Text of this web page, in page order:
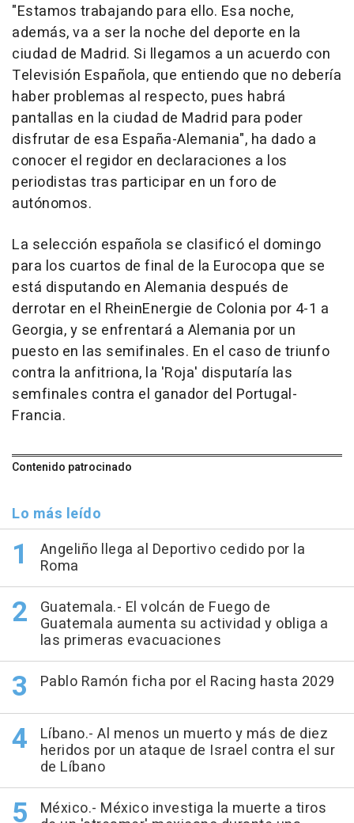
"Estamos trabajando para ello. Esa noche,
además, va a ser la noche del deporte en la
ciudad de Madrid. Si llegamos a un acuerdo con
Televisión Española, que entiendo que no debería
haber problemas al respecto, pues habrá
pantallas en la ciudad de Madrid para poder
disfrutar de esa España-Alemania", ha dado a
conocer el regidor en declaraciones a los
periodistas tras participar en un foro de
autónomos.
La selección española se clasificó el domingo
para los cuartos de final de la Eurocopa que se
está disputando en Alemania después de
derrotar en el RheinEnergie de Colonia por 4-1 a
Georgia, y se enfrentará a Alemania por un
puesto en las semifinales. En el caso de triunfo
contra la anfitriona, la 'Roja' disputaría las
semfinales contra el ganador del Portugal-
Francia.
Contenido patrocinado
Lo más leído
Angeliño llega al Deportivo cedido por la
Roma
Guatemala.- El volcán de Fuego de
Guatemala aumenta su actividad y obliga a
las primeras evacuaciones
Pablo Ramón ficha por el Racing hasta 2029
Líbano.- Al menos un muerto y más de diez
heridos por un ataque de Israel contra el sur
de Líbano
México.- México investiga la muerte a tiros